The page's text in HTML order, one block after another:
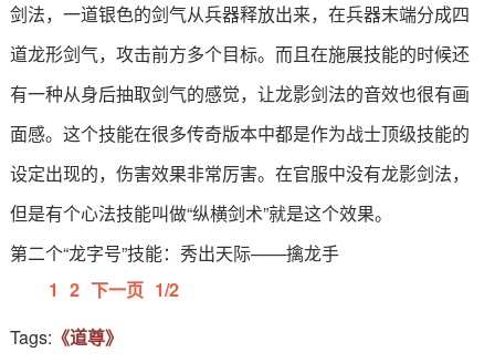
剑法，一道银色的剑气从兵器释放出来，在兵器末端分成四
道龙形剑气，攻击前方多个目标。而且在施展技能的时候还
有一种从身后抽取剑气的感觉，让龙影剑法的音效也很有画
面感。这个技能在很多传奇版本中都是作为战士顶级技能的
设定出现的，伤害效果非常厉害。在官服中没有龙影剑法，
但是有个心法技能叫做“纵横剑术”就是这个效果。
第二个“龙字号”技能：秀出天际——擒龙手
1 2 下一页 1/2
Tags: 《道尊》